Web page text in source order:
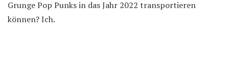
Grunge Pop Punks in das Jahr 2022 transportieren
können? Ich.